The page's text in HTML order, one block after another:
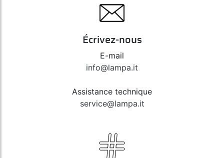
Écrivez-nous
E-mail
info@lampa.it
Assistance technique
service@lampa.it